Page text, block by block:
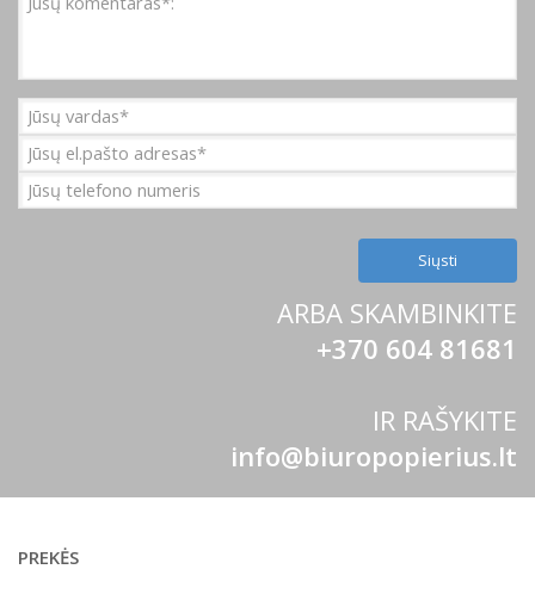
ARBA SKAMBINKITE
+370 604 81681
IR RAŠYKITE
info@biuropopierius.lt
PREKĖS